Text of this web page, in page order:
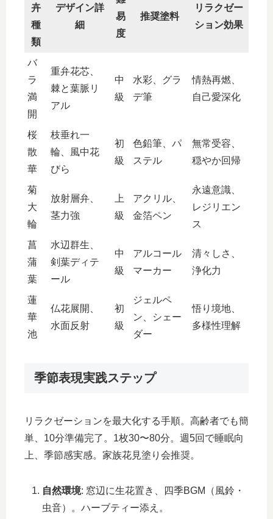
卉
種
類
デザイン詳
細
易
度
推奨塗料
リラクゼー
ション効果
バ
ラ
満
開
重弁花芯、
棘と葉脈リ
アル
中
級
水彩、グラ
デ筆
情熱再燃、
自己愛深化
桜
散
華
枝垂れ一
輪、風中花
びら
初
級
色鉛筆、パ
ステル
無常受容、
穏やか回帰
菊
大
輪
放射層弁、
茎力強
上
級
アクリル、
金箔ペン
永遠意識、
レジリエン
ス
菖
蒲
葉
水辺群生、
剣葉ディテ
ール
中
級
アルコール
マーカー
清々しさ、
浄化力
蓮
華
池
仏花展開、
水面反射
初
級
ジェルペ
ン、シェー
ダー
悟り境地、
多様性理解
季節表現実践ステップ
リラクゼーションを最大化する手順。高齢者でも簡
単、10分準備完了。1枚30〜80分。週5回で睡眠向
上、季節感実感。家族花見塗り会推奨。
自然環境: 窓辺に生花置き、四季BGM（風鈴・
虫音）。ハーブティー添え。